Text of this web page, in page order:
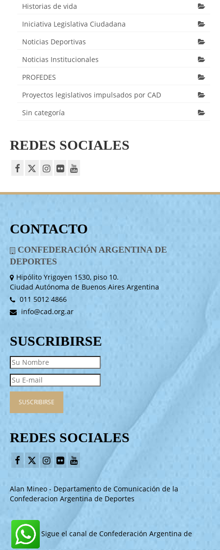
Historias de vida
Iniciativa Legislativa Ciudadana
Noticias Deportivas
Noticias Institucionales
PROFEDES
Proyectos legislativos impulsados por CAD
Sin categoría
REDES SOCIALES
CONTACTO
CONFEDERACIÓN ARGENTINA DE
DEPORTES
Hipólito Yrigoyen 1530, piso 10.
Ciudad Autónoma de Buenos Aires Argentina
011 5012 4866
info@cad.org.ar
SUSCRIBIRSE
REDES SOCIALES
Alan Mineo - Departamento de Comunicación de la
Confederacion Argentina de Deportes
Sigue el canal de Confederación Argentina de